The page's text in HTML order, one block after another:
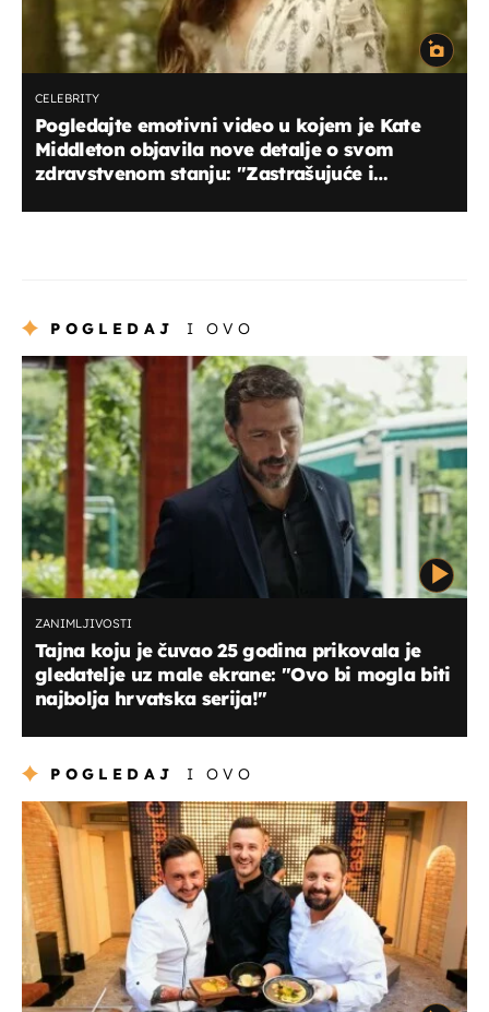
CELEBRITY
Pogledajte emotivni video u kojem je Kate
Middleton objavila nove detalje o svom
zdravstvenom stanju: ''Zastrašujuće i
POGLEDAJ I OVO
ZANIMLJIVOSTI
Tajna koju je čuvao 25 godina prikovala je
gledatelje uz male ekrane: ''Ovo bi mogla biti
najbolja hrvatska serija!''
POGLEDAJ I OVO